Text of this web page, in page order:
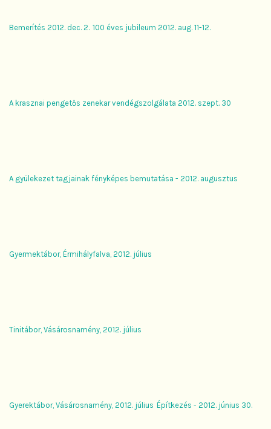
Bemerítés 2012. dec. 2. 100 éves jubileum 2012. aug. 11-12.
A krasznai pengetős zenekar vendégszolgálata 2012. szept. 30
A gyülekezet tagjainak fényképes bemutatása - 2012. augusztus
Gyermektábor, Érmihályfalva, 2012. július
Tinitábor, Vásárosnamény, 2012. július
Gyerektábor, Vásárosnamény, 2012. július Építkezés - 2012. június 30.